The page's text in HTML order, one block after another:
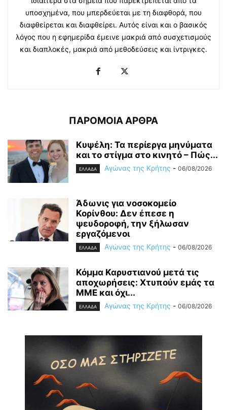
υποσχημένα, που μπερδεύεται με τη διαφθορά, που
διαφθείρεται και διαφθείρει. Αυτός είναι και ο βασικός
λόγος που η εφημερίδα έμεινε μακριά από συσχετισμούς
και διαπλοκές, μακριά από μεθοδεύσεις και ίντριγκες.
ΠΑΡΟΜΟΙΑ ΑΡΘΡΑ
Κυψέλη: Τα περίεργα μηνύματα
και το στίγμα στο κινητό – Πώς...
ΕΛΛΑΔΑ Αγώνας της Κρήτης - 06/08/2026
Άδωνις για νοσοκομείο
Κορίνθου: Δεν έπεσε η
ψευδοροφή, την ξήλωσαν
εργαζόμενοι
ΕΛΛΑΔΑ Αγώνας της Κρήτης - 06/08/2026
Κόμμα Καρυστιανού μετά τις
αποχωρήσεις: Χτυπούν εμάς τα
ΜΜΕ και όχι...
ΕΛΛΑΔΑ Αγώνας της Κρήτης - 06/08/2026